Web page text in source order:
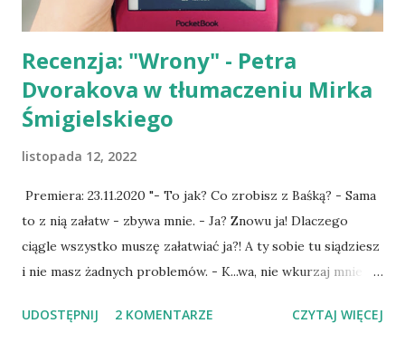
główną bohaterką...
Recenzja: "Wrony" - Petra
Dvorakova w tłumaczeniu Mirka
Śmigielskiego
listopada 12, 2022
Premiera: 23.11.2020 "- To jak? Co zrobisz z Baśką? - Sama
to z nią załatw - zbywa mnie. - Ja? Znowu ja! Dlaczego
ciągle wszystko muszę załatwiać ja?! A ty sobie tu siądziesz
i nie masz żadnych problemów. - K...wa, nie wkurzaj mnie -
chcę tylko, żeby on też trochę wychowywał tę dziewczynę.
UDOSTĘPNIJ 2 KOMENTARZE CZYTAJ WIĘCEJ